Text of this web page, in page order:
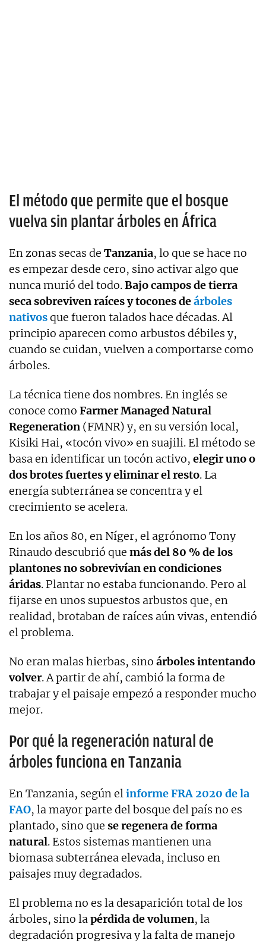
El método que permite que el bosque
vuelva sin plantar árboles en África
En zonas secas de Tanzania, lo que se hace no
es empezar desde cero, sino activar algo que
nunca murió del todo.Bajo campos de tierra
seca sobreviven raíces y tocones deárboles
nativosque fueron talados hace décadas. Al
principio aparecen como arbustos débiles y,
cuando se cuidan, vuelven a comportarse como
árboles.
La técnica tiene dos nombres. En inglés se
conoce como Farmer Managed Natural
Regeneration (FMNR) y, en su versión local,
Kisiki Hai, «tocón vivo» en suajili. El método se
basa en identificar un tocón activo, elegir uno o
dos brotes fuertes y eliminar el resto. La
energía subterránea se concentra y el
crecimiento se acelera.
En los años 80, en Níger, el agrónomo Tony
Rinaudo descubrió que más del 80 % de los
plantones no sobrevivían en condiciones
áridas. Plantar no estaba funcionando. Pero al
fijarse en unos supuestos arbustos que, en
realidad, brotaban de raíces aún vivas, entendió
el problema.
No eran malas hierbas, sino árboles intentando
volver. A partir de ahí, cambió la forma de
trabajar y el paisaje empezó a responder mucho
mejor.
Por qué la regeneración natural de
árboles funciona en Tanzania
En Tanzania, según elinforme FRA 2020 de la
FAO, la mayor parte del bosque del país no es
plantado, sino que se regenera de forma
natural. Estos sistemas mantienen una
biomasa subterránea elevada, incluso en
paisajes muy degradados.
El problema no es la desaparición total de los
árboles, sino lapérdida de volumen, la
degradación progresiva y la falta de manejo